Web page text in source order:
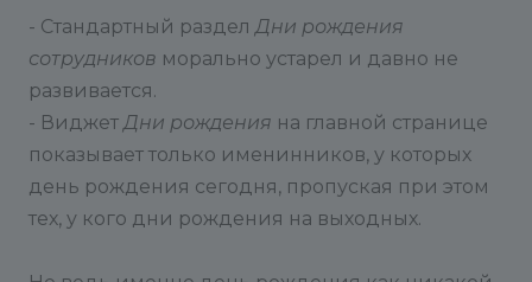
Примечание:
1. Для отображения пользователя в модуле
необходимо выполнить два условия:
- Пользователь должен быть Активен (не уволен).
группе пользователей "Сотрудники".
- Стандартный разделДни рождения
сотрудников морально устарел и давно не
развивается.
- ВиджетДни рождения на главной странице
показывает только именинников, у которых
день рождения сегодня, пропуская при этом
тех, у кого дни рождения на выходных.